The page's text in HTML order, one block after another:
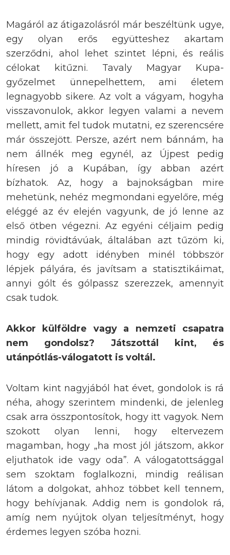
Magáról az átigazolásról már beszéltünk ugye,
egy olyan erős együtteshez akartam
szerződni, ahol lehet szintet lépni, és reális
célokat kitűzni. Tavaly Magyar Kupa-
győzelmet ünnepelhettem, ami életem
legnagyobb sikere. Az volt a vágyam, hogyha
visszavonulok, akkor legyen valami a nevem
mellett, amit fel tudok mutatni, ez szerencsére
már összejött. Persze, azért nem bánnám, ha
nem állnék meg egynél, az Újpest pedig
híresen jó a Kupában, így abban azért
bízhatok. Az, hogy a bajnokságban mire
mehetünk, nehéz megmondani egyelőre, még
eléggé az év elején vagyunk, de jó lenne az
első ötben végezni. Az egyéni céljaim pedig
mindig rövidtávúak, általában azt tűzöm ki,
hogy egy adott idényben minél többször
lépjek pályára, és javítsam a statisztikáimat,
annyi gólt és gólpassz szerezzek, amennyit
csak tudok.
Akkor külföldre vagy a nemzeti csapatra
nem gondolsz? Játszottál kint, és
utánpótlás-válogatott is voltál.
Voltam kint nagyjából hat évet, gondolok is rá
néha, ahogy szerintem mindenki, de jelenleg
csak arra összpontosítok, hogy itt vagyok. Nem
szokott olyan lenni, hogy eltervezem
magamban, hogy „ha most jól játszom, akkor
eljuthatok ide vagy oda”. A válogatottsággal
sem szoktam foglalkozni, mindig reálisan
látom a dolgokat, ahhoz többet kell tennem,
hogy behívjanak. Addig nem is gondolok rá,
amíg nem nyújtok olyan teljesítményt, hogy
érdemes legyen szóba hozni.